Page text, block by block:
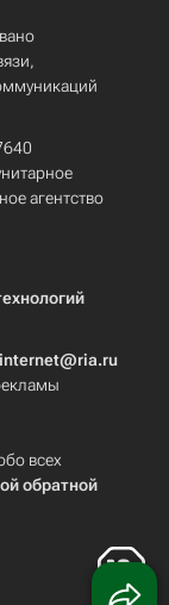
агентство
всех
обратной